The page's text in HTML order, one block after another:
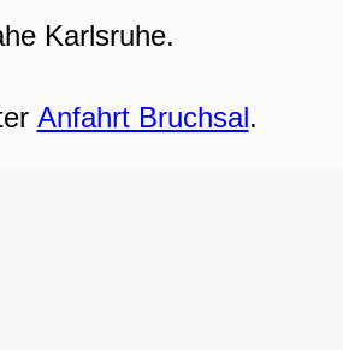
Karlsruhe.
Anfahrt Bruchsal.